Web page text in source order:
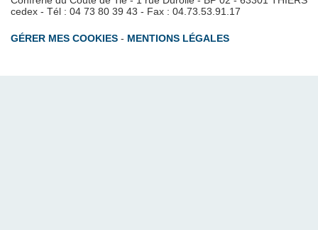
cedex - Tél : 04 73 80 39 43 - Fax : 04.73.53.91.17
GÉRER MES COOKIES - MENTIONS LÉGALES